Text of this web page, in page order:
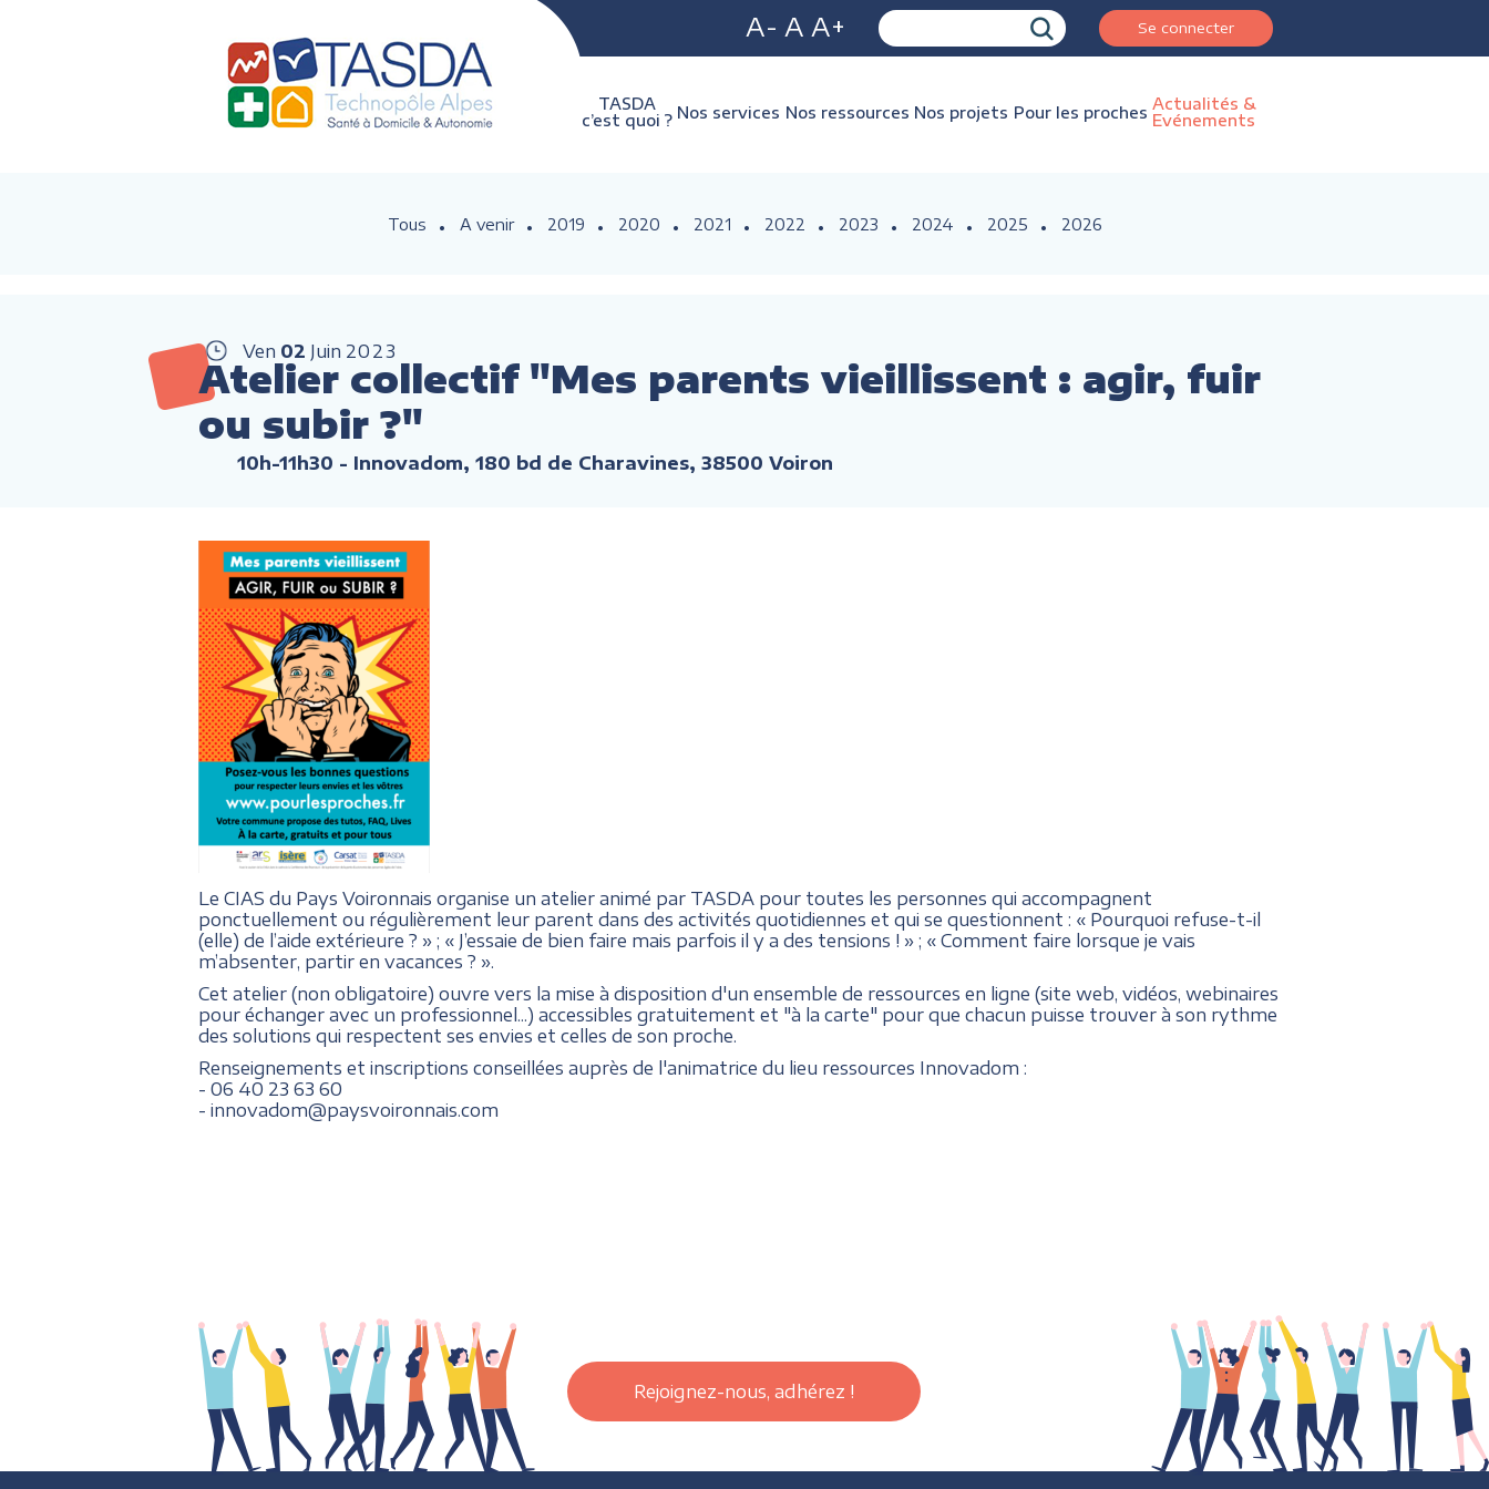
A- A A+ Se connecter
TASDA
c’est quoi ? Nos services Nos ressources Nos projets Pour les proches Actualités &
Evénements
Tous A venir 2019 2020 2021 2022 2023 2024 2025 2026
Ven 02 Juin 2023
Atelier collectif "Mes parents vieillissent : agir, fuir
ou subir ?"
10h-11h30 - Innovadom, 180 bd de Charavines, 38500 Voiron
Le CIAS du Pays Voironnais organise un atelier animé par TASDA pour toutes les personnes qui accompagnent
ponctuellement ou régulièrement leur parent dans des activités quotidiennes et qui se questionnent : « Pourquoi refuse-t-il
(elle) de l’aide extérieure ? » ; « J’essaie de bien faire mais parfois il y a des tensions ! » ; « Comment faire lorsque je vais
m’absenter, partir en vacances ? ».
Cet atelier (non obligatoire) ouvre vers la mise à disposition d'un ensemble de ressources en ligne (site web, vidéos, webinaires
pour échanger avec un professionnel...) accessibles gratuitement et "à la carte" pour que chacun puisse trouver à son rythme
des solutions qui respectent ses envies et celles de son proche.
Renseignements et inscriptions conseillées auprès de l'animatrice du lieu ressources Innovadom :
- 06 40 23 63 60
- innovadom@paysvoironnais.com
Rejoignez-nous, adhérez !